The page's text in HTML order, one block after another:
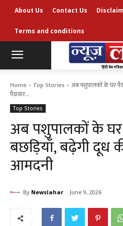
About Us Contact Us
Terms and conditions
Home Top Stories
अब पशुपालकों के घर
पैदावार...
Top Stories
अब पशुपालकों के घर
बछड़ियाँ, बढ़ेगी दूध
आमदनी
By Newslahar June 9, 2026